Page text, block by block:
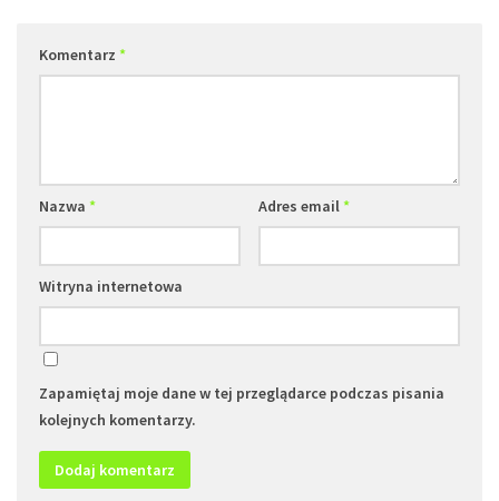
Komentarz *
Nazwa * Adres email*
Witryna internetowa
Zapamiętaj moje dane w tej przeglądarce podczas pisania
kolejnych komentarzy.